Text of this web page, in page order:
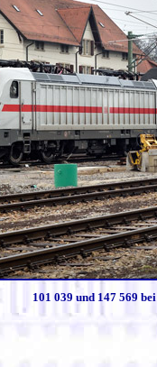
101 039 und 147 569